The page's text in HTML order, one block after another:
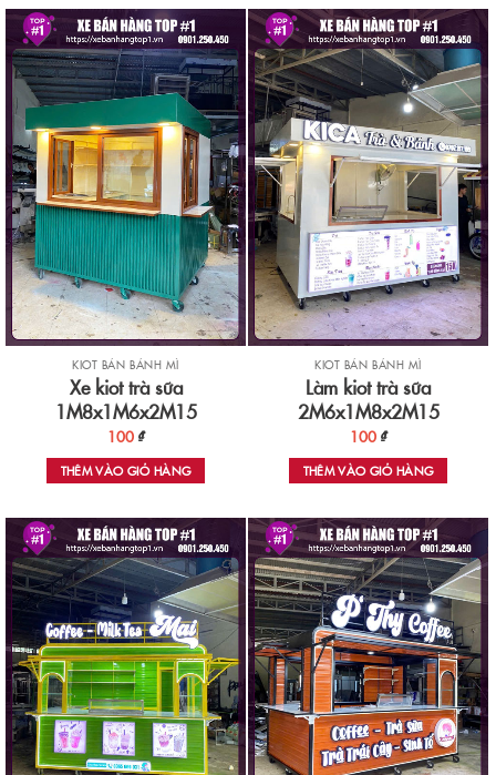
KIOT BÁN BÁNH MÌ
Xe kiot trà sữa
1M8x1M6x2M15
100 ₫
THÊM VÀO GIỎ HÀNG
KIOT BÁN BÁNH MÌ
Làm kiot trà sữa
2M6x1M8x2M15
100 ₫
THÊM VÀO GIỎ HÀNG